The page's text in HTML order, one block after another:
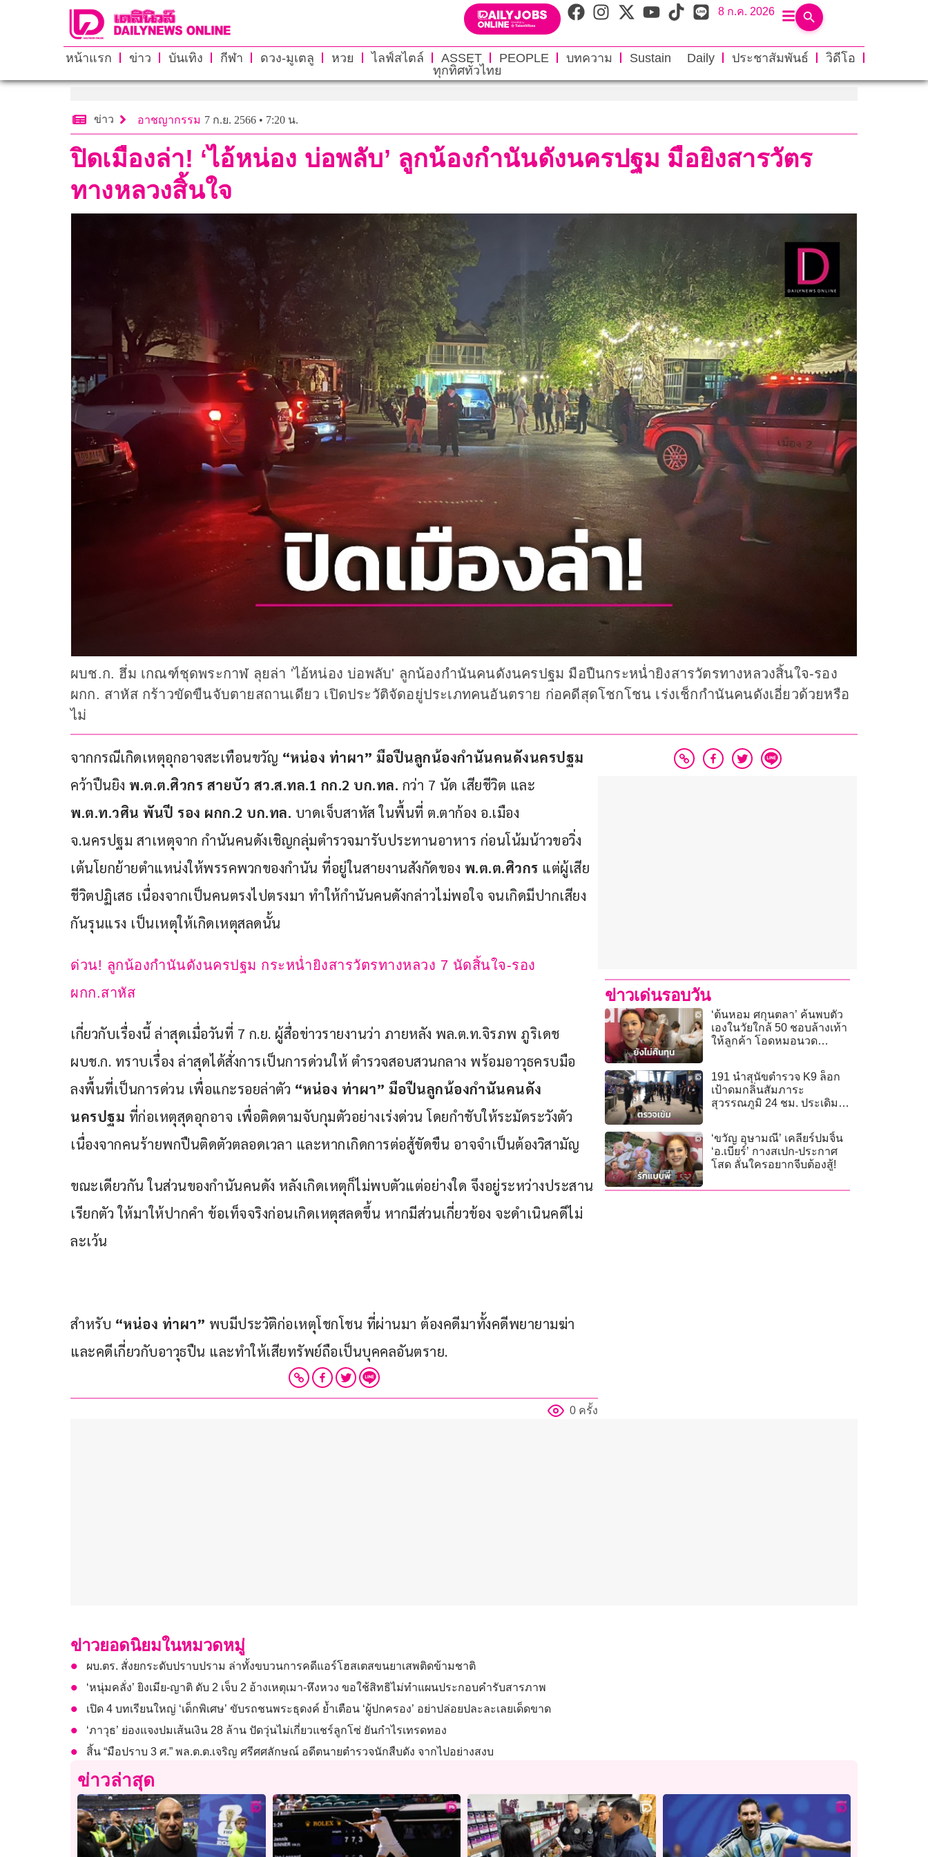
8 ก.ค. 2026
หน้าแรก ข่าว บันเทิง กีฬา ดวง-มูเตลู หวย ไลฟ์สไตล์ ASSET PEOPLE บทความ Sustain Daily ประชาสัมพันธ์
วิดีโอ
ทุกทิศทั่วไทย
ข่าว อาชญากรรม 7 ก.ย. 2566 • 7:20 น.
ปิดเมืองล่า! ‘ไอ้หน่อง บ่อพลับ’ ลูกน้องกำนันดังนครปฐม มือยิงสารวัตร
ทางหลวงสิ้นใจ
ผบช.ก. ฮึ่ม เกณฑ์ชุดพระกาฬ ลุยล่า 'ไอ้หน่อง บ่อพลับ' ลูกน้องกำนันคนดังนครปฐม มือปืนกระหน่ำยิงสารวัตรทางหลวงสิ้นใจ-รอง
ผกก. สาหัส กร้าวขัดขืนจับตายสถานเดียว เปิดประวัติจัดอยู่ประเภทคนอันตราย ก่อคดีสุดโชกโชน เร่งเช็กกำนันคนดังเอี่ยวด้วยหรือ
ไม่
จากกรณีเกิดเหตุอุกอาจสะเทือนขวัญ “หน่อง ท่าผา” มือปืนลูกน้องกำนันคนดังนครปฐม
คว้าปืนยิง พ.ต.ต.ศิวกร สายบัว สว.ส.ทล.1 กก.2 บก.ทล. กว่า 7 นัด เสียชีวิต และ
พ.ต.ท.วศิน พันปี รอง ผกก.2 บก.ทล. บาดเจ็บสาหัส ในพื้นที่ ต.ตาก้อง อ.เมือง
จ.นครปฐม สาเหตุจาก กำนันคนดังเชิญกลุ่มตำรวจมารับประทานอาหาร ก่อนโน้มน้าวขอวิ่ง
เต้นโยกย้ายตำแหน่งให้พรรคพวกของกำนัน ที่อยู่ในสายงานสังกัดของ พ.ต.ต.ศิวกร แต่ผู้เสีย
ชีวิตปฏิเสธ เนื่องจากเป็นคนตรงไปตรงมา ทำให้กำนันคนดังกล่าวไม่พอใจ จนเกิดมีปากเสียง
กันรุนแรง เป็นเหตุให้เกิดเหตุสลดนั้น
ด่วน! ลูกน้องกำนันดังนครปฐม กระหน่ำยิงสารวัตรทางหลวง 7 นัดสิ้นใจ-รอง
ผกก.สาหัส
เกี่ยวกับเรื่องนี้ ล่าสุดเมื่อวันที่ 7 ก.ย. ผู้สื่อข่าวรายงานว่า ภายหลัง พล.ต.ท.จิรภพ ภูริเดช
ผบช.ก. ทราบเรื่อง ล่าสุดได้สั่งการเป็นการด่วนให้ ตำรวจสอบสวนกลาง พร้อมอาวุธครบมือ
ลงพื้นที่เป็นการด่วน เพื่อแกะรอยล่าตัว “หน่อง ท่าผา” มือปืนลูกน้องกำนันคนดัง
นครปฐม ที่ก่อเหตุสุดอุกอาจ เพื่อติดตามจับกุมตัวอย่างเร่งด่วน โดยกำชับให้ระมัดระวังตัว
เนื่องจากคนร้ายพกปืนติดตัวตลอดเวลา และหากเกิดการต่อสู้ขัดขืน อาจจำเป็นต้องวิสามัญ
ขณะเดียวกัน ในส่วนของกำนันคนดัง หลังเกิดเหตุก็ไม่พบตัวแต่อย่างใด จึงอยู่ระหว่างประสาน
เรียกตัว ให้มาให้ปากคำ ข้อเท็จจริงก่อนเกิดเหตุสลดขึ้น หากมีส่วนเกี่ยวข้อง จะดำเนินคดีไม่
ละเว้น
สำหรับ “หน่อง ท่าผา” พบมีประวัติก่อเหตุโชกโชน ที่ผ่านมา ต้องคดีมาทั้งคดีพยายามฆ่า
และคดีเกี่ยวกับอาวุธปืน และทำให้เสียทรัพย์ถือเป็นบุคคลอันตราย.
0 ครั้ง
ข่าวเด่นรอบวัน
‘ต้นหอม ศกุนตลา’ ค้นพบตัว
เองในวัยใกล้ 50 ชอบล้างเท้า
ให้ลูกค้า โอดหมอนวด
191 นำสุนัขตำรวจ K9 ล็อก
เป้าดมกลิ่นสัมภาระ
สุวรรณภูมิ 24 ชม. ประเดิม
‘ขวัญ อุษามณี’ เคลียร์ปมจิ้น
‘อ.เบียร์’ กางสเปก-ประกาศ
โสด ลั่นใครอยากจีบต้องสู้!
ข่าวยอดนิยมในหมวดหมู่
ผบ.ตร. สั่งยกระดับปราบปราม ล่าทั้งขบวนการคดีแอร์โฮสเตสขนยาเสพติดข้ามชาติ
‘หนุ่มคลั่ง’ ยิงเมีย-ญาติ ดับ 2 เจ็บ 2 อ้างเหตุเมา-หึงหวง ขอใช้สิทธิไม่ทำแผนประกอบคำรับสารภาพ
เปิด 4 บทเรียนใหญ่ ‘เด็กพิเศษ’ ขับรถชนพระธุดงค์ ย้ำเตือน ‘ผู้ปกครอง’ อย่าปล่อยปละละเลยเด็ดขาด
‘ภาวุธ’ ย่องแจงปมเส้นเงิน 28 ล้าน ปัดวุ่นไม่เกี่ยวแชร์ลูกโซ่ ยันกำไรเทรดทอง
สิ้น “มือปราบ 3 ศ.” พล.ต.ต.เจริญ ศรีศศลักษณ์ อดีตนายตำรวจนักสืบดัง จากไปอย่างสงบ
ข่าวล่าสุด